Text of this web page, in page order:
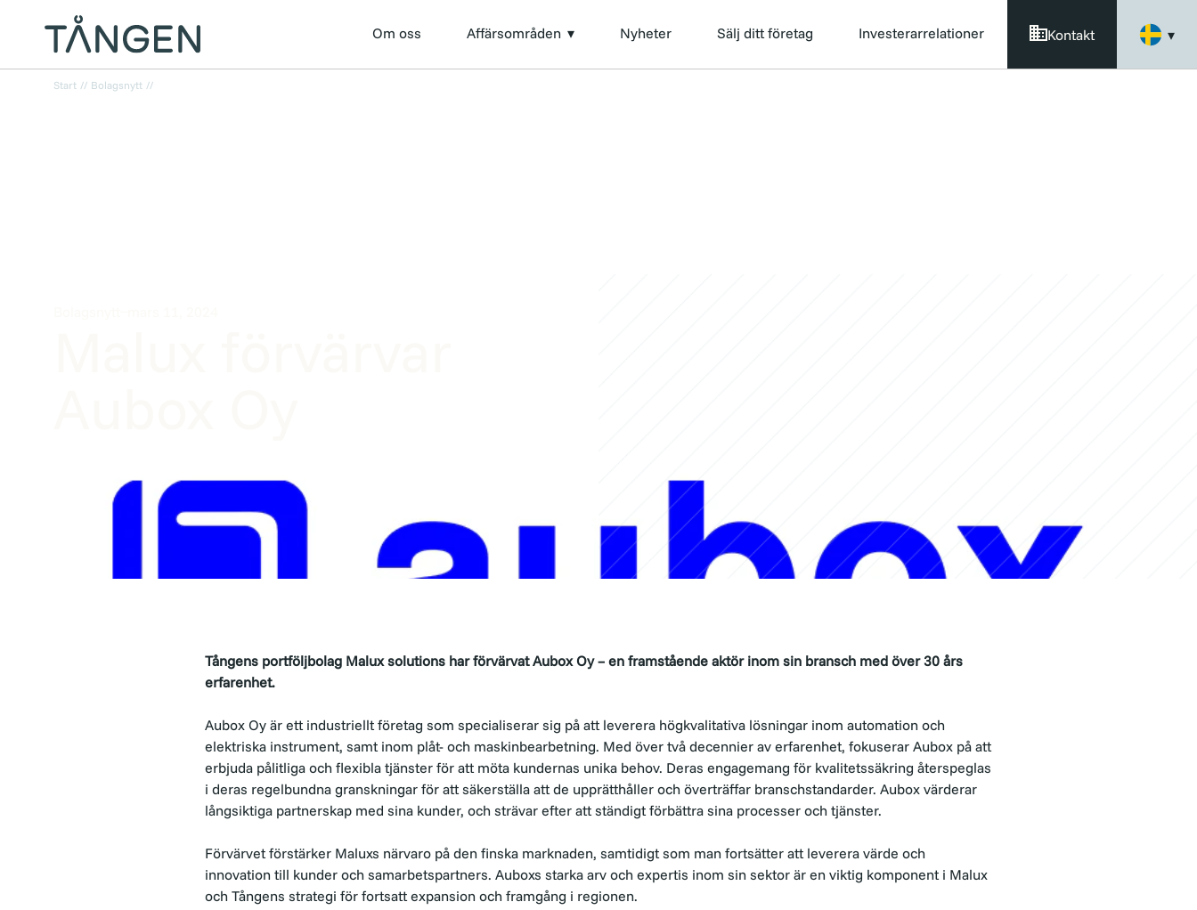
Om oss Affärsområden Nyheter Sälj ditt företag Investerarrelationer Kontakt
Start // Bolagsnytt //
Tångens portföljbolag Malux solutions har förvärvat Aubox Oy – en framstående aktör inom sin bransch med över 30 års
erfarenhet.
Aubox Oy är ett industriellt företag som specialiserar sig på att leverera högkvalitativa lösningar inom automation och
elektriska instrument, samt inom plåt- och maskinbearbetning. Med över två decennier av erfarenhet, fokuserar Aubox på att
erbjuda pålitliga och flexibla tjänster för att möta kundernas unika behov. Deras engagemang för kvalitetssäkring återspeglas
i deras regelbundna granskningar för att säkerställa att de upprätthåller och överträffar branschstandarder. Aubox värderar
långsiktiga partnerskap med sina kunder, och strävar efter att ständigt förbättra sina processer och tjänster.
Förvärvet förstärker Maluxs närvaro på den finska marknaden, samtidigt som man fortsätter att leverera värde och
innovation till kunder och samarbetspartners. Auboxs starka arv och expertis inom sin sektor är en viktig komponent i Malux
och Tångens strategi för fortsatt expansion och framgång i regionen.